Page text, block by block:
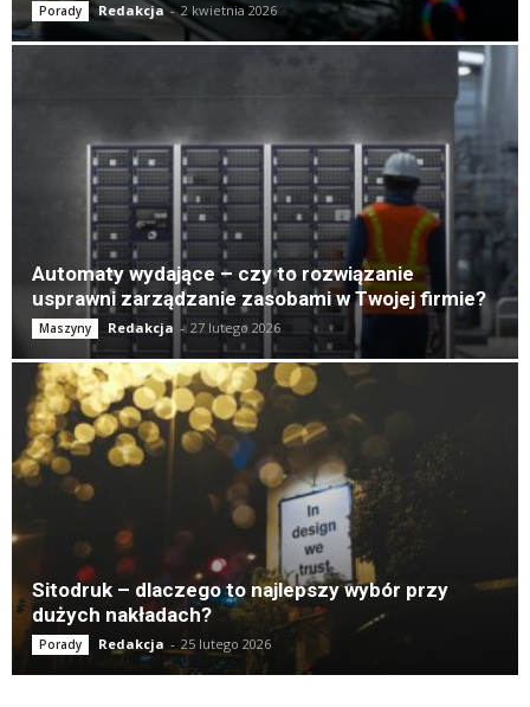
Porady Redakcja - 2 kwietnia 2026
Automaty wydające – czy to rozwiązanie
usprawni zarządzanie zasobami w Twojej firmie?
Maszyny Redakcja - 27 lutego 2026
Sitodruk – dlaczego to najlepszy wybór przy
dużych nakładach?
Porady Redakcja - 25 lutego 2026